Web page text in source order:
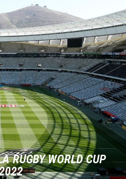
RUGBY WORLD CUP